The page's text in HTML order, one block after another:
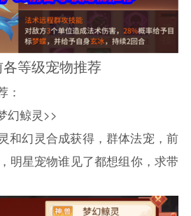
各等级宠物推荐
：
幻鲸灵>>
和幻灵合成获得，群体法宠，前
明星宠物谁见了都想组你，求带